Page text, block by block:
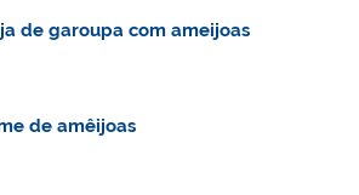
de garoupa com ameijoas
de amêijoas